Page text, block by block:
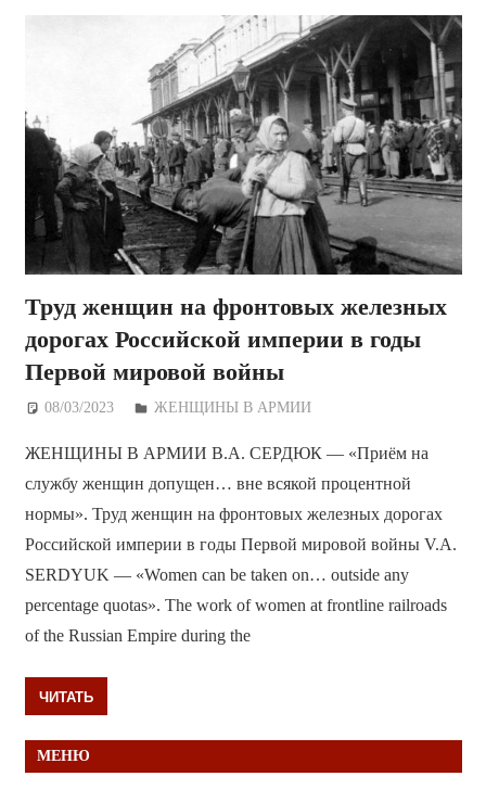
Труд женщин на фронтовых железных
дорогах Российской империи в годы
Первой мировой войны
08/03/2023 Дежурный по Редакции
ЖЕНЩИНЫ В АРМИИ
ЖЕНЩИНЫ В АРМИИ В.А. СЕРДЮК — «Приём на
службу женщин допущен… вне всякой процентной
нормы». Труд женщин на фронтовых железных дорогах
Российской империи в годы Первой мировой войны V.A.
SERDYUK — «Women can be taken on… outside any
percentage quotas». The work of women at frontline railroads
of the Russian Empire during the
ЧИТАТЬ
МЕНЮ